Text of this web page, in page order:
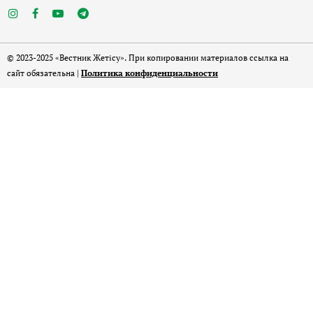
© 2023-2025 «Вестник Жетісу». При копировании материалов ссылка на
сайт обязательна | Политика конфиденциальности